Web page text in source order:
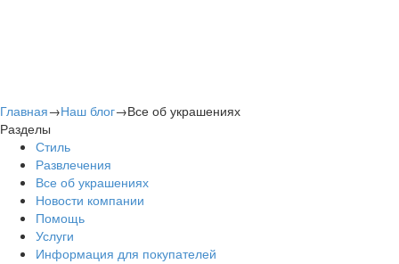
Главная→Наш блог→Все об украшениях
Разделы
Стиль
Развлечения
Все об украшениях
Новости компании
Помощь
Услуги
Информация для покупателей